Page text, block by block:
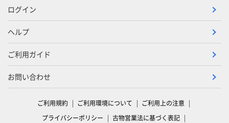
ログイン
ヘルプ
ご利用ガイド
お問い合わせ
ご利用規約 ご利用環境について
ご利用上の注意
プライバシーポリシー
古物営業法に基づく表記